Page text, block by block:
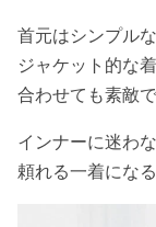
首元はシンプル
ジャケット的な
合わせても素敵で
インナーに迷わ
頼れる一着にな